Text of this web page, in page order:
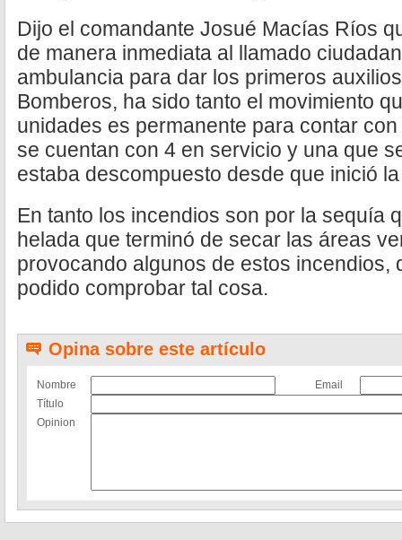
Dijo el comandante Josué Macías Ríos
de manera inmediata al llamado
ambulancia para dar los primeros
Bomberos, ha sido tanto el movimiento
unidades es permanente para contar
se cuentan con 4 en servicio y una que
estaba descompuesto desde que inició
En tanto los incendios son por la sequía
helada que terminó de secar las áreas
provocando algunos de estos incendios,
podido comprobar tal cosa.
Opina sobre este artículo
Nombre
Email
Título
Opinion